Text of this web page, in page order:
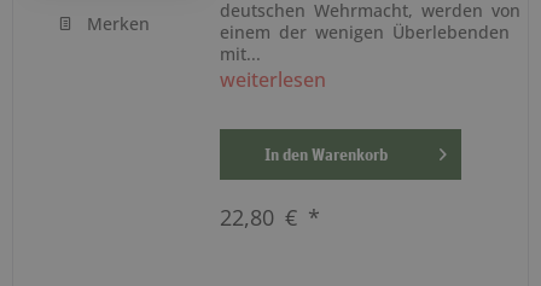
Merken
deutschen Wehrmacht, werden von
einem der wenigen Überlebenden
mit...
weiterlesen
In den Warenkorb
22,80 € *